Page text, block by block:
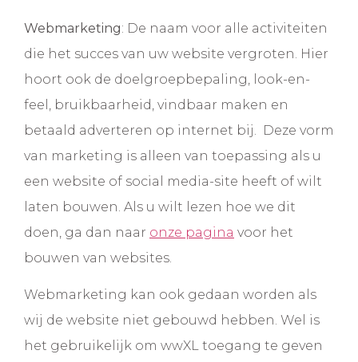
Webmarketing: De naam voor alle activiteiten
die het succes van uw website vergroten. Hier
hoort ook de doelgroepbepaling, look-en-
feel, bruikbaarheid, vindbaar maken en
betaald adverteren op internet bij. Deze vorm
van marketing is alleen van toepassing als u
een website of social media-site heeft of wilt
laten bouwen. Als u wilt lezen hoe we dit
doen, ga dan naar onze pagina voor het
bouwen van websites.
Webmarketing kan ook gedaan worden als
wij de website niet gebouwd hebben. Wel is
het gebruikelijk om wwXL toegang te geven